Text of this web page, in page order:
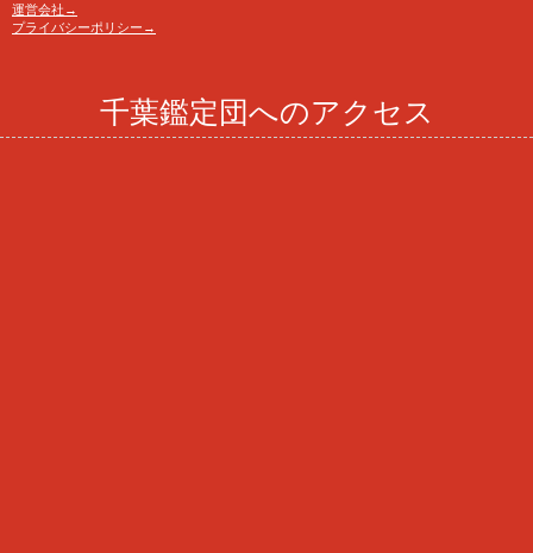
運営会社→
プライバシーポリシー→
千葉鑑定団へのアクセス